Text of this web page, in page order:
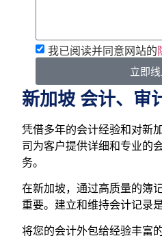
我已阅读并同意网站的
立即
新加坡 会计、审
凭借多年的会计经验和对新
司为客户提供详细和专业的
务。
在新加坡，通过高质量的簿
重要。建立和维持会计记录
将您的会计外包给经验丰富